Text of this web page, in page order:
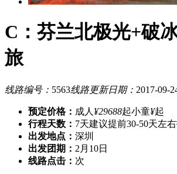
C：芬兰北极光+破
旅
线路编号： 5563线路更新日期： 2017-09-
预定价格： 成人 ¥29688起小童¥起
行程天数： 7天建议提前30-50天左
出发地点： 深圳
出发团期： 2月10日
线路点击： 次